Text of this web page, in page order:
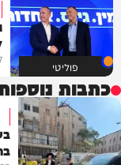
פוליטי
כתבות